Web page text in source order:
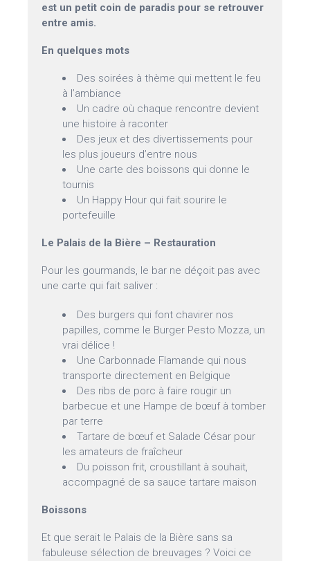
est un petit coin de paradis pour se retrouver
entre amis.
En quelques mots
Des soirées à thème qui mettent le feu
à l’ambiance
Un cadre où chaque rencontre devient
une histoire à raconter
Des jeux et des divertissements pour
les plus joueurs d’entre nous
Une carte des boissons qui donne le
tournis
Un Happy Hour qui fait sourire le
portefeuille
Le Palais de la Bière – Restauration
Pour les gourmands, le bar ne déçoit pas avec
une carte qui fait saliver :
Des burgers qui font chavirer nos
papilles, comme le Burger Pesto Mozza, un
vrai délice !
Une Carbonnade Flamande qui nous
transporte directement en Belgique
Des ribs de porc à faire rougir un
barbecue et une Hampe de bœuf à tomber
par terre
Tartare de bœuf et Salade César pour
les amateurs de fraîcheur
Du poisson frit, croustillant à souhait,
accompagné de sa sauce tartare maison
Boissons
Et que serait le Palais de la Bière sans sa
fabuleuse sélection de breuvages ? Voici ce